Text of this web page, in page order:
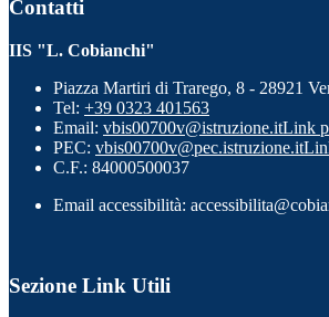
Contatti
IIS "L. Cobianchi"
Piazza Martiri di Trarego, 8 - 28921
Tel: +39 0323 401563
Email: vbis00700v@istruzione.itLink
PEC: vbis00700v@pec.istruzione.it
C.F.: 84000500037
Email accessibilità:
Sezione Link Utili